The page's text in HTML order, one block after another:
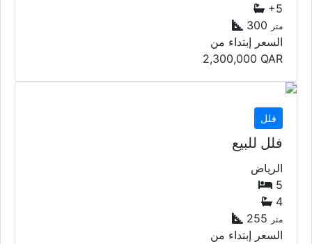
+5
300 متر
السعر إبتداء من
2,300,000 QAR
فلل
فلل للبيع
الرياض
5
4
255 متر
السعر إبتداء من